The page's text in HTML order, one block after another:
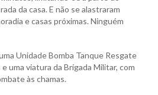
da casa. E não se alastraram
e casas próximas. Ninguém
Unidade Bomba Tanque Resgate
uma viatura da Brigada Militar, com
às chamas.